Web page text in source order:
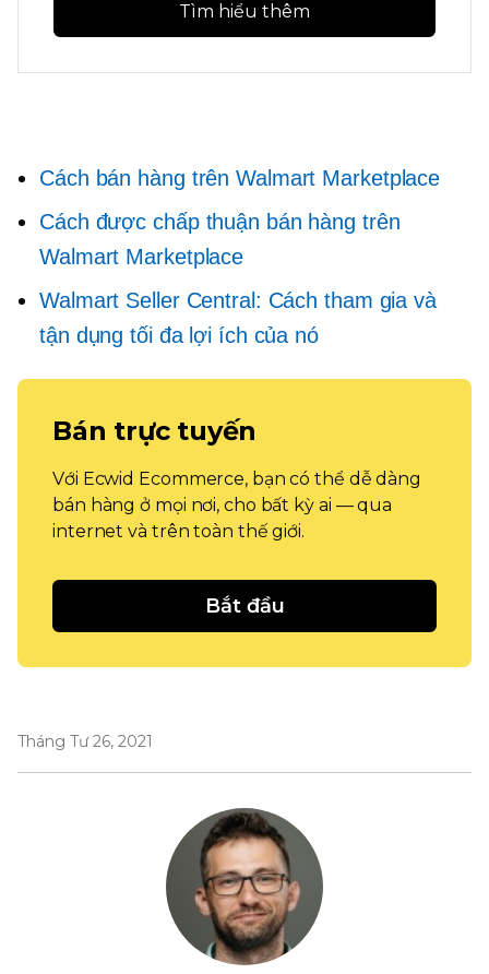
Tìm hiểu thêm
Cách bán hàng trên Walmart Marketplace
Cách được chấp thuận bán hàng trên
Walmart Marketplace
Walmart Seller Central: Cách tham gia và
tận dụng tối đa lợi ích của nó
Bán trực tuyến
Với Ecwid Ecommerce, bạn có thể dễ dàng
bán hàng ở mọi nơi, cho bất kỳ ai — qua
internet và trên toàn thế giới.
Bắt đầu
Tháng Tư 26, 2021